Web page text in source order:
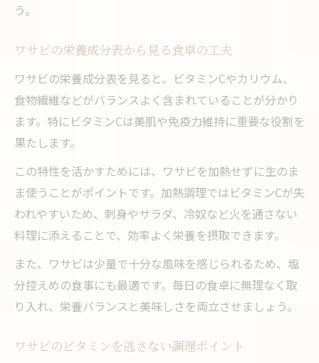
う。
ワサビの栄養成分表から見る食卓の工夫
ワサビの栄養成分表を見ると、ビタミンCやカリウム、
食物繊維などがバランスよく含まれていることが分かり
ます。特にビタミンCは美肌や免疫力維持に重要な役割を
果たします。
この特性を活かすためには、ワサビを加熱せずに生のま
ま使うことがポイントです。加熱調理ではビタミンCが失
われやすいため、刺身やサラダ、冷奴など火を通さない
料理に添えることで、効率よく栄養を摂取できます。
また、ワサビは少量で十分な風味を感じられるため、塩
分控えめの食事にも最適です。毎日の食卓に無理なく取
り入れ、栄養バランスと美味しさを両立させましょう。
ワサビのビタミンを逃さない調理ポイント